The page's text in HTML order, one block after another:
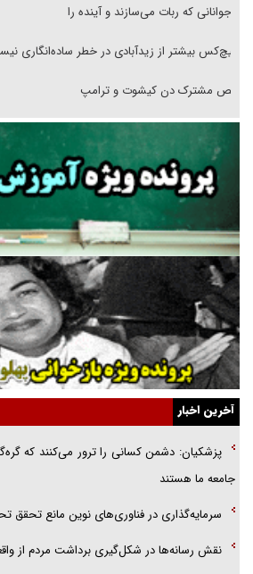
نوجوانانی که ربات می‌سازند و آینده را
هیچ‌کس بیشتر از زیدآبادی در خطر ساده‌انگاری
رقص مشترک دن کیشوت و ترامپ
دنده دولت به واگذاری مسئله‌دار ایران‌خودرو/
غریزه‌ی بقا و آقای باقی و رفقا
جراحی‌های زیبایی با مدرک فوق‌دیپلم! + گفت‌وگو با
گفت‌وگو با همسر یکی از شهدای جنگ رمضان/ پیکر
انگشت‌های پا شناسایی کردیم
نسلی که آنلاین الگو می‌گیرد
گفت‌وگو با آیت‌الله جاودان/ جفای مخالفان مکانت
ارتقا می‌داد
راننده مست به قانون می‌خندد
همه آقای دوربینی شده‌ایم!
آخرین اخبار
پزشکیان: دشمن کسانی را ترور می‌کنند که
جامعه ما هستند
سرمایه‌گذاری در فناوری‌های نوین مانع تحقق
نقش رسانه‌ها در شکل‌گیری برداشت مردم از